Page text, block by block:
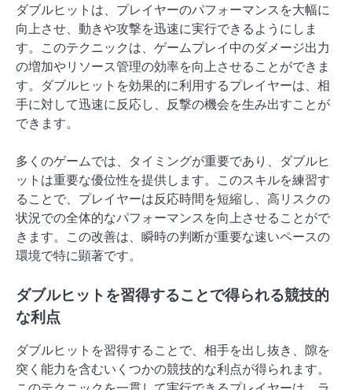
ダブルヒットは、プレイヤーのパフォーマンスを大幅に
向上させ、動きや攻撃を迅速に実行できるようにしま
す。このテクニックは、ゲームプレイ中のダメージ出力
の増加やリソース管理の効率を向上させることができま
す。ダブルヒットを効果的に利用するプレイヤーは、相
手に対して迅速に反応し、反撃の機会を生み出すことが
できます。
多くのゲームでは、タイミングが重要であり、ダブルヒ
ットは重要な優位性を提供します。このスキルを練習す
ることで、プレイヤーは反応時間を短縮し、高リスクの
状況での全体的なパフォーマンスを向上させることがで
きます。この改善は、瞬時の判断が重要な速いペースの
環境で特に顕著です。
ダブルヒットを習得することで得られる競技的
な利点
ダブルヒットを習得することで、相手を出し抜き、隙を
突く能力を含むいくつかの競技的な利点が得られます。